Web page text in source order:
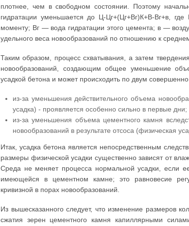
плотнее, чем в свободном состоянии. Поэтому
гидратации уменьшается до Ц-Цг+(Цг+Вг)К+В-Вг+в,
моменту; Вг — вода гидратации этого цемента; в —
удельного веса новообразований по отношению к
Таким образом, процесс схватывания, а затем
новообразований, создающим общее уменьшение
усадкой бетона и может происходить по двум
из-за уменьшения действительного объема
усадка) - проявляется особенно сильно в первые дни;
из-за уменьшения объема цементного камня
новообразований в результате отсоса (физическая
Итак, усадка бетона является непосредственным
размеры физической усадки существенно зависят от
Среда не меняет процесса нормальной усадки, если
имеющейся в цементном камне; это равновесие
кривизной в порах новообразований.
Из вышесказанного следует, что изменение размеров
сжатия зерен цементного камня капиллярными